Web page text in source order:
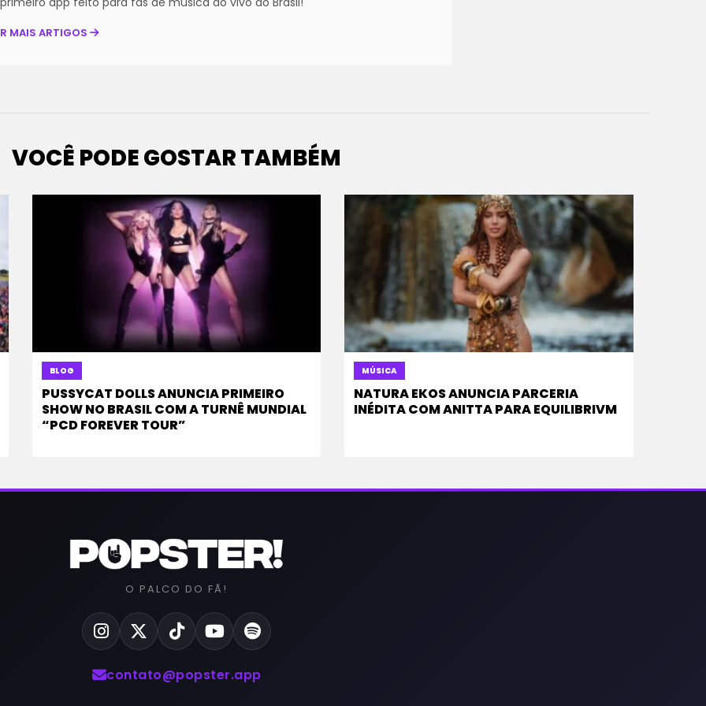
MAIS ARTIGOS
VOCÊ PODE GOSTAR TAMBÉM
BLOG
PUSSYCAT DOLLS ANUNCIA PRIMEIRO
SHOW NO BRASIL COM A TURNÊ MUNDIAL
“PCD FOREVER TOUR”
MÚSICA
NATURA EKOS ANUNCIA PARCERIA
INÉDITA COM ANITTA PARA EQUILIBRIVM
O PALCO DO FÃ!
contato@popster.app